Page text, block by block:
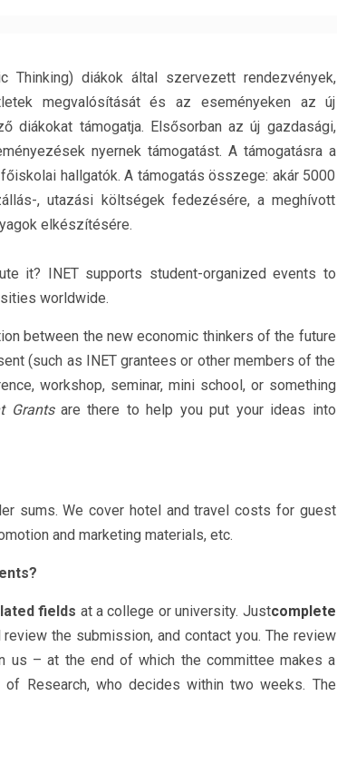
Thinking) diákok által szervezett rendezvények,
megvalósítását és az eseményeken az új
diákokat támogatja. Elsősorban az új gazdasági,
nyernek támogatást. A támogatásra a
hallgatók. A támogatás összege: akár 5000
, utazási költségek fedezésére, a meghívott
elkészítésére.
it? INET supports student-organized events to
worldwide.
between the new economic thinkers of the future
(such as INET grantees or other members of the
workshop, seminar, mini school, or something
Grantsare there to help you put your ideas into
sums. We cover hotel and travel costs for guest
and marketing materials, etc.
fields at a college or university. Justcomplete
the submission, and contact you. The review
us – at the end of which the committee makes a
Research, who decides within two weeks. The